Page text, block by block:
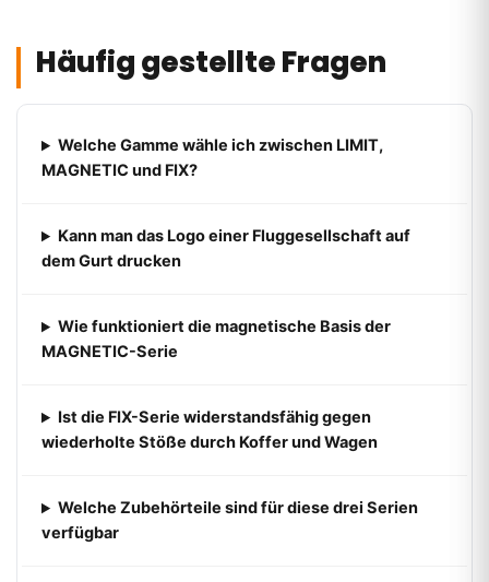
Häufig gestellte Fragen
Welche Gamme wähle ich zwischen LIMIT,
MAGNETIC und FIX?
Kann man das Logo einer Fluggesellschaft auf
dem Gurt drucken
Wie funktioniert die magnetische Basis der
MAGNETIC-Serie
Ist die FIX-Serie widerstandsfähig gegen
wiederholte Stöße durch Koffer und Wagen
Welche Zubehörteile sind für diese drei Serien
verfügbar